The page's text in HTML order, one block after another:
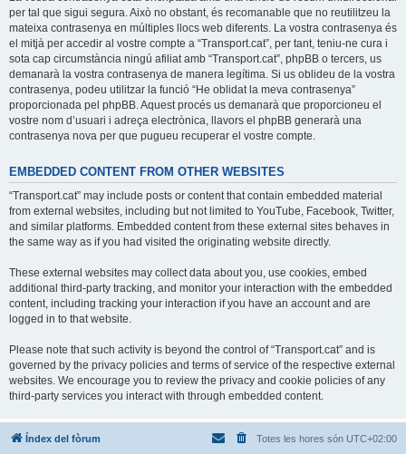
per tal que sigui segura. Això no obstant, és recomanable que no reutilitzeu la
mateixa contrasenya en múltiples llocs web diferents. La vostra contrasenya és
el mitjà per accedir al vostre compte a “Transport.cat”, per tant, teniu-ne cura i
sota cap circumstància ningú afiliat amb “Transport.cat”, phpBB o tercers, us
demanarà la vostra contrasenya de manera legítima. Si us oblideu de la vostra
contrasenya, podeu utilitzar la funció “He oblidat la meva contrasenya”
proporcionada pel phpBB. Aquest procés us demanarà que proporcioneu el
vostre nom d’usuari i adreça electrònica, llavors el phpBB generarà una
contrasenya nova per que pugueu recuperar el vostre compte.
EMBEDDED CONTENT FROM OTHER WEBSITES
“Transport.cat” may include posts or content that contain embedded material
from external websites, including but not limited to YouTube, Facebook, Twitter,
and similar platforms. Embedded content from these external sites behaves in
the same way as if you had visited the originating website directly.
These external websites may collect data about you, use cookies, embed
additional third-party tracking, and monitor your interaction with the embedded
content, including tracking your interaction if you have an account and are
logged in to that website.
Please note that such activity is beyond the control of “Transport.cat” and is
governed by the privacy policies and terms of service of the respective external
websites. We encourage you to review the privacy and cookie policies of any
third-party services you interact with through embedded content.
Índex del fòrum Totes les hores són UTC+02:00